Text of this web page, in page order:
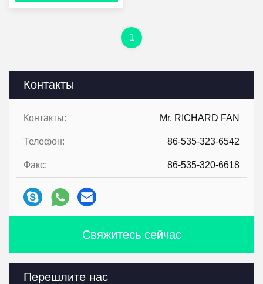
Контакты
Контакты: Mr. RICHARD FAN
Телефон: 86-535-323-6542
Факс: 86-535-320-6618
Свяжитесь сейчас
Перешлите нас
для льда с
1